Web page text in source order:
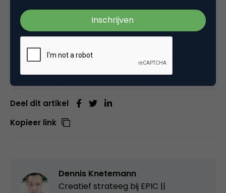
vastleggen in beeld. Dus terwijl Twitter, Facebook
en Google strijden om wereldheerschappij,
timmeren anderen aan de weg op zoek naar
heerschappij in hun eigen niche. Via de mobiel.
Deel dit artikel
Kopieer link
Dennis Knetemann
Creatief strateeg bij EPIC ||